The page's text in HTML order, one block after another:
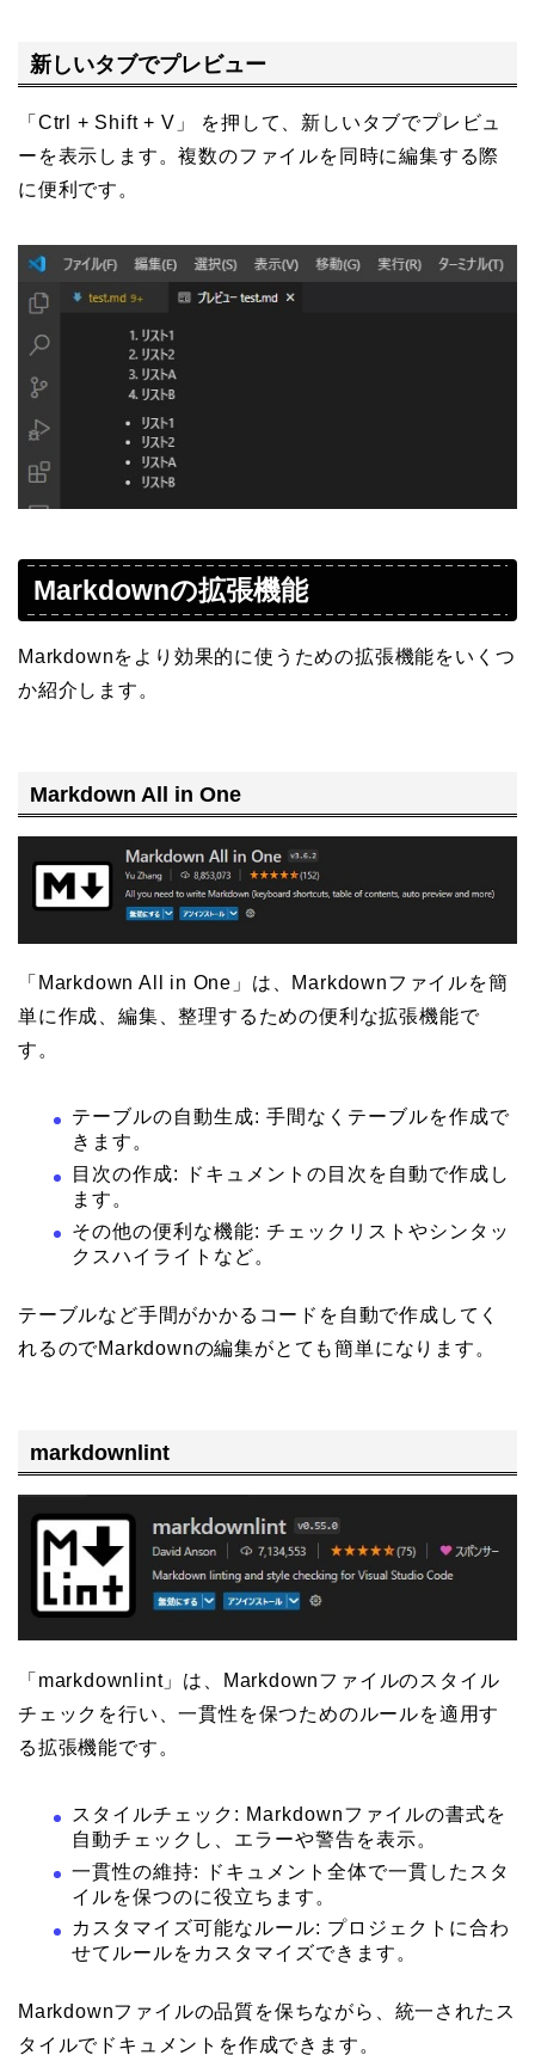
新しいタブでプレビュー
「Ctrl + Shift + V」 を押して、新しいタブでプレビュ
ーを表示します。複数のファイルを同時に編集する際
に便利です。
Markdownの拡張機能
Markdownをより効果的に使うための拡張機能をいくつ
か紹介します。
Markdown All in One
「Markdown All in One」は、Markdownファイルを簡
単に作成、編集、整理するための便利な拡張機能で
す。
テーブルの自動生成: 手間なくテーブルを作成で
きます。
目次の作成: ドキュメントの目次を自動で作成し
ます。
その他の便利な機能: チェックリストやシンタッ
クスハイライトなど。
テーブルなど手間がかかるコードを自動で作成してく
れるのでMarkdownの編集がとても簡単になります。
markdownlint
「markdownlint」は、Markdownファイルのスタイル
チェックを行い、一貫性を保つためのルールを適用す
る拡張機能です。
スタイルチェック: Markdownファイルの書式を
自動チェックし、エラーや警告を表示。
一貫性の維持: ドキュメント全体で一貫したスタ
イルを保つのに役立ちます。
カスタマイズ可能なルール: プロジェクトに合わ
せてルールをカスタマイズできます。
Markdownファイルの品質を保ちながら、統一されたス
タイルでドキュメントを作成できます。